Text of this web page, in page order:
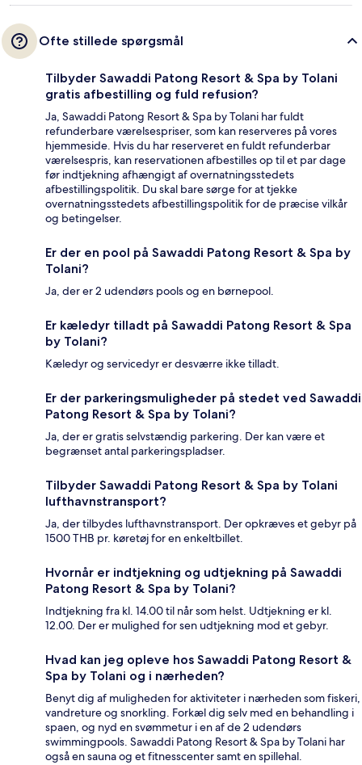
Ofte stillede spørgsmål
Tilbyder Sawaddi Patong Resort & Spa by Tolani
gratis afbestilling og fuld refusion?
Ja, Sawaddi Patong Resort & Spa by Tolani har fuldt
refunderbare værelsespriser, som kan reserveres på vores
hjemmeside. Hvis du har reserveret en fuldt refunderbar
værelsespris, kan reservationen afbestilles op til et par dage
før indtjekning afhængigt af overnatningsstedets
afbestillingspolitik. Du skal bare sørge for at tjekke
overnatningsstedets afbestillingspolitik for de præcise vilkår
og betingelser.
Er der en pool på Sawaddi Patong Resort & Spa by
Tolani?
Ja, der er 2 udendørs pools og en børnepool.
Er kæledyr tilladt på Sawaddi Patong Resort & Spa
by Tolani?
Kæledyr og servicedyr er desværre ikke tilladt.
Er der parkeringsmuligheder på stedet ved Sawaddi
Patong Resort & Spa by Tolani?
Ja, der er gratis selvstændig parkering. Der kan være et
begrænset antal parkeringspladser.
Tilbyder Sawaddi Patong Resort & Spa by Tolani
lufthavnstransport?
Ja, der tilbydes lufthavnstransport. Der opkræves et gebyr på
1500 THB pr. køretøj for en enkeltbillet.
Hvornår er indtjekning og udtjekning på Sawaddi
Patong Resort & Spa by Tolani?
Indtjekning fra kl. 14.00 til når som helst. Udtjekning er kl.
12.00. Der er mulighed for sen udtjekning mod et gebyr.
Hvad kan jeg opleve hos Sawaddi Patong Resort &
Spa by Tolani og i nærheden?
Benyt dig af muligheden for aktiviteter i nærheden som fiskeri,
vandreture og snorkling. Forkæl dig selv med en behandling i
spaen, og nyd en svømmetur i en af de 2 udendørs
swimmingpools. Sawaddi Patong Resort & Spa by Tolani har
også en sauna og et fitnesscenter samt en spillehal.